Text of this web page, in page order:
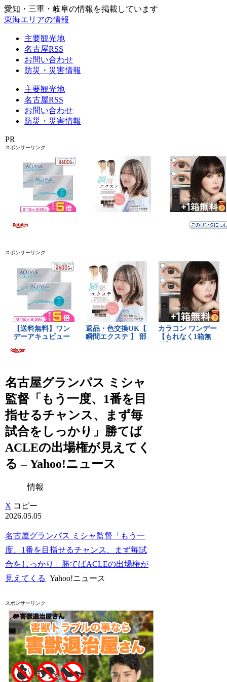
愛知・三重・岐阜の情報を掲載しています
東海エリアの情報
主要観光地
名古屋RSS
お問い合わせ
防災・災害情報
主要観光地
名古屋RSS
お問い合わせ
防災・災害情報
PR
スポンサーリンク
スポンサーリンク
名古屋グランパス ミシャ
監督「もう一度、1番を目
指せるチャンス、まず毎
試合をしっかり」勝てば
ACLEの出場権が見えてく
る – Yahoo!ニュース
情報
X コピー
2026.05.05
名古屋グランパス ミシャ監督「もう一
度、1番を目指せるチャンス、まず毎試
合をしっかり」勝てばACLEの出場権が
見えてくる Yahoo!ニュース
スポンサーリンク